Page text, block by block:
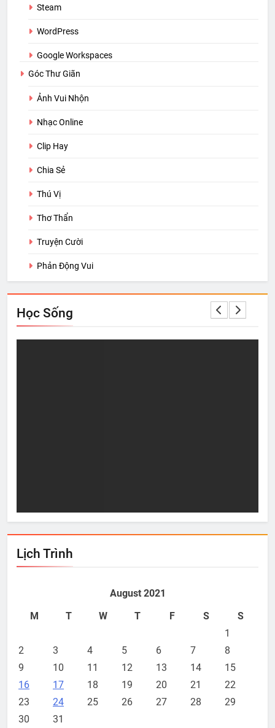
Steam
WordPress
Google Workspaces
Góc Thư Giãn
Ảnh Vui Nhộn
Nhạc Online
Clip Hay
Chia Sẻ
Thú Vị
Thơ Thẩn
Truyện Cười
Phản Động Vui
Học Sống
Lịch Trình
August 2021
M
T W T F S
S
1
2
3 4 5 6 7
8
9
10 11 12 13 14
15
16
17 18 19 20 21
22
23
24 25 26 27 28
29
30
31